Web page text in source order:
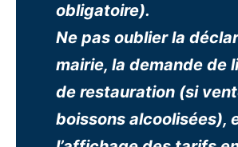
obligatoire).
Ne pas oublier la
mairie, la demande de
de restauration (si
boissons alcoolisées),